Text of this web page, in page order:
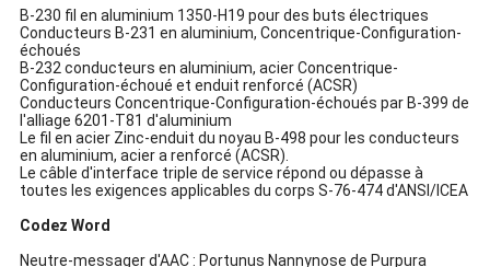
B-230 fil en aluminium 1350-H19 pour des buts électriques
Conducteurs B-231 en aluminium, Concentrique-Configuration-
échoués
B-232 conducteurs en aluminium, acier Concentrique-
Configuration-échoué et enduit renforcé (ACSR)
Conducteurs Concentrique-Configuration-échoués par B-399 de
l'alliage 6201-T81 d'aluminium
Le fil en acier Zinc-enduit du noyau B-498 pour les conducteurs
en aluminium, acier a renforcé (ACSR).
Le câble d'interface triple de service répond ou dépasse à
toutes les exigences applicables du corps S-76-474 d'ANSI/ICEA
Codez Word
Neutre-messager d'AAC : Portunus Nannynose de Purpura